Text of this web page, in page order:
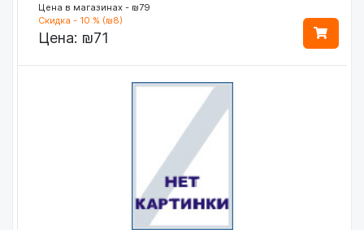
Цена в магазинах - ₪79
Скидка - 10 % (₪8)
Цена: ₪71